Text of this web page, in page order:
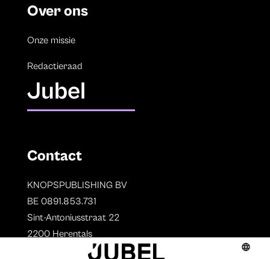
Over ons
Onze missie
Redactieraad
Jubel
Contact
KNOPSPUBLISHING BV
BE 0891.853.731
Sint-Antoniusstraat 22
2200 Herentals